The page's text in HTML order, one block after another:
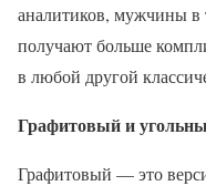
аналитиков, мужчины в
получают больше
в любой другой
Графитовый и
Графитовый — это